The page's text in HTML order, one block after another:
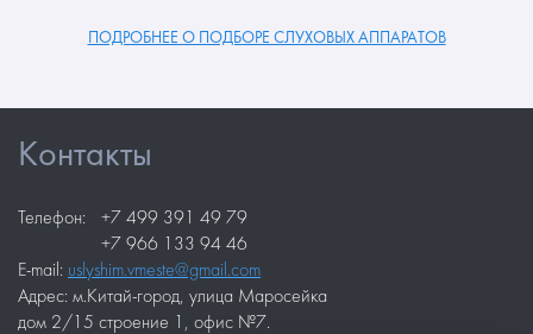
ПОДРОБНЕЕ О ПОДБОРЕ СЛУХОВЫХ АППАРАТОВ
Контакты
Телефон:
+7 499 391 49 79
+7 966 133 94 46
E-mail: uslyshim.vmeste@gmail.com
Адрес: м.Китай-город, улица Маросейка
дом 2/15 строение 1, офис №7.